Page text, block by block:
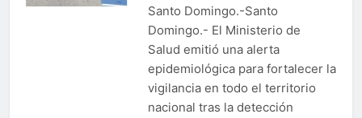
Santo Domingo.-Santo
Domingo.- El Ministerio de
Salud emitió una alerta
epidemiológica para fortalecer la
vigilancia en todo el territorio
nacional tras la detección